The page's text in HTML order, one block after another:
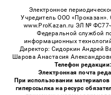
Электронное
Учредитель ООО «Проказан».
www.ProKazan.ru ЭЛ №
Федеральной службой
информационных
Директор: Сидоркин Андрей
Шарова Анастасия
Телефон
Электронная почта
При использовании
гиперссылка на ресурс